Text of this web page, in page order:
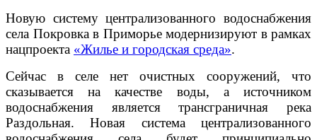
Новую систему централизованного водоснабжения
села Покровка в Приморье модернизируют в рамках
нацпроекта «Жилье и городская среда».
Сейчас в селе нет очистных сооружений, что
сказывается на качестве воды, а источником
водоснабжения является трансграничная река
Раздольная. Новая система централизованного